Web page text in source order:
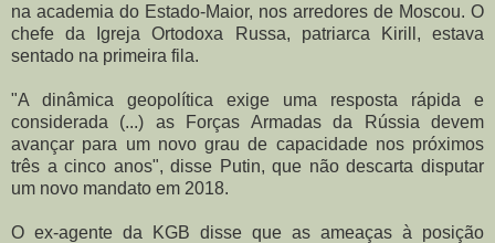
na academia do Estado-Maior, nos arredores de Moscou. O
chefe da Igreja Ortodoxa Russa, patriarca Kirill, estava
sentado na primeira fila.
"A dinâmica geopolítica exige uma resposta rápida e
considerada (...) as Forças Armadas da Rússia devem
avançar para um novo grau de capacidade nos próximos
três a cinco anos", disse Putin, que não descarta disputar
um novo mandato em 2018.
O ex-agente da KGB disse que as ameaças à posição